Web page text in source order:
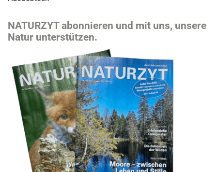
NATURZYT abonnieren und mit uns, unsere
Natur unterstützen.